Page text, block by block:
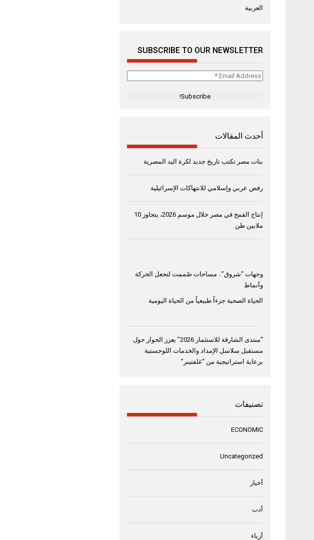
العربية
SUBSCRIBE TO OUR NEWSLETTER
Email
أحدث المقالات
بنات مصر تكتب تاريخ جديد لكرة اليد المصرية
رفض عربي وإسلامي للانتهاكات الإسرائيلية
إنتاج القمح في مصر خلال موسم 2026، يتجاوز 10
ملايين طن
وجهات “شروق”.. مساحات صُممت لتجعل الحركة
وأنماط
الحياة الصحية جزءاً طبيعياً من الحياة اليومية
“منتدى الشارقة للاستثمار 2026” يعزز الحوار حول
مستقبل سلاسل الإمداد والخدمات اللوجستية
برعاية استراتيجية من “غلفتينر”
تصنيفات
ECONOMIC
Uncategorized
أخبار
أدب
أزياء